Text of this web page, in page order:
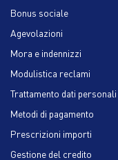
Bonus sociale
Agevolazioni
Mora e indennizzi
Modulistica reclami
Trattamento dati personali
Metodi di pagamento
Prescrizioni importi
Gestione del credito